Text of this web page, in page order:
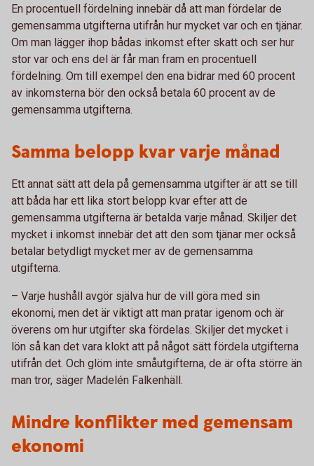
En procentuell fördelning innebär då att man fördelar de
gemensamma utgifterna utifrån hur mycket var och en tjänar.
Om man lägger ihop bådas inkomst efter skatt och ser hur
stor var och ens del är får man fram en procentuell
fördelning. Om till exempel den ena bidrar med 60 procent
av inkomsterna bör den också betala 60 procent av de
gemensamma utgifterna.
Samma belopp kvar varje månad
Ett annat sätt att dela på gemensamma utgifter är att se till
att båda har ett lika stort belopp kvar efter att de
gemensamma utgifterna är betalda varje månad. Skiljer det
mycket i inkomst innebär det att den som tjänar mer också
betalar betydligt mycket mer av de gemensamma
utgifterna.
– Varje hushåll avgör själva hur de vill göra med sin
ekonomi, men det är viktigt att man pratar igenom och är
överens om hur utgifter ska fördelas. Skiljer det mycket i
lön så kan det vara klokt att på något sätt fördela utgifterna
utifrån det. Och glöm inte småutgifterna, de är ofta större än
man tror, säger Madelén Falkenhäll.
Mindre konflikter med gemensam
ekonomi